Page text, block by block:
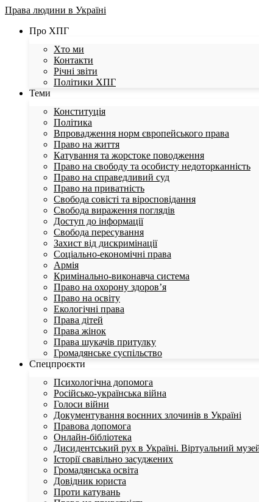
Права людини в Україні
Про ХПГ
Хто ми
Контакти
Річні звіти
Політики ХПГ
Теми
Конституція
Політика
Впровадження норм європейського права
Право на життя
Катування та жорстоке поводження
Право на свободу та особисту недоторканність
Право на справедливий суд
Право на приватність
Свобода совісті та віросповідання
Свобода вираження поглядів
Доступ до інформації
Свобода пересування
Захист від дискримінації
Соціально-економічні права
Армія
Кримінально-виконавча система
Право на охорону здоров’я
Право на освіту
Екологічні права
Права дітей
Права жінок
Права шукачів притулку
Громадянське суспільство
Спецпроєкти
Психологічна допомога
Російсько-українська війна
Голоси війни
Документування воєнних злочинів в Україні
Правова допомога
Онлайн-бібліотека
Дисидентський рух в Україні. Віртуальний
Історії свавільно засуджених
Громадянська освіта
Довідник юриста
Проти катувань